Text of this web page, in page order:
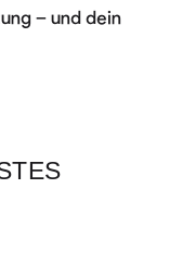
– und dein